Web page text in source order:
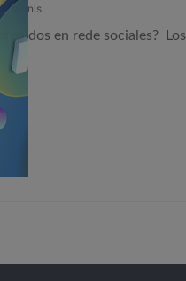
Hannis
en rede sociales? Los